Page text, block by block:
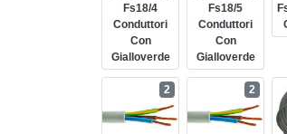
Fs18/4
Conduttori
Con
Gialloverde
Fs18/5
Conduttori
Con
Gialloverde
2 2